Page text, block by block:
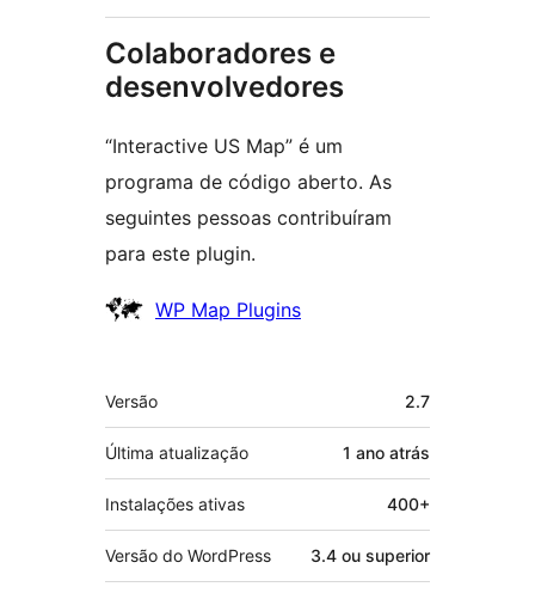
Colaboradores e
desenvolvedores
“Interactive US Map” é um
programa de código aberto. As
seguintes pessoas contribuíram
para este plugin.
Colaboradores
WP Map Plugins
Meta
Versão 2.7
Última atualização 1 ano atrás
Instalações ativas 400+
Versão do WordPress 3.4 ou superior